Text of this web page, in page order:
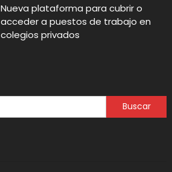
Nueva plataforma para cubrir o
acceder a puestos de trabajo en
colegios privados